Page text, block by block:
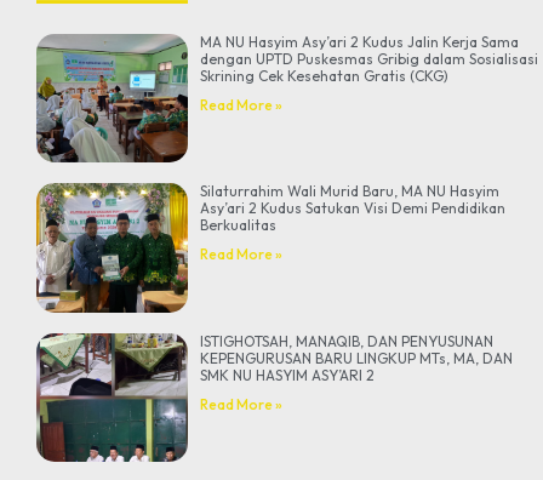
MA NU Hasyim Asy’ari 2 Kudus Jalin Kerja Sama
dengan UPTD Puskesmas Gribig dalam Sosialisasi
Skrining Cek Kesehatan Gratis (CKG)
Read More »
Silaturrahim Wali Murid Baru, MA NU Hasyim
Asy’ari 2 Kudus Satukan Visi Demi Pendidikan
Berkualitas
Read More »
ISTIGHOTSAH, MANAQIB, DAN PENYUSUNAN
KEPENGURUSAN BARU LINGKUP MTs, MA, DAN
SMK NU HASYIM ASY’ARI 2
Read More »